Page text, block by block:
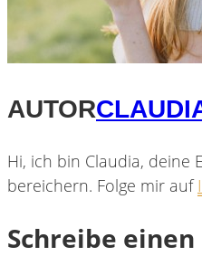
AUTOR
Hi, ich bin Claudia, deine
bereichern. Folge mir auf
Schreibe